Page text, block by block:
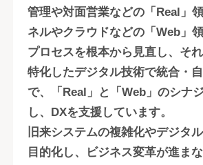
管理や対面営業などの「Real」
ネルやクラウドなどの「Web」
プロセスを根本から見直し、そ
特化したデジタル技術で統合・
で、「Real」と「Web」のシナ
し、DXを支援しています。
旧来システムの複雑化やデジタ
目的化し、ビジネス変革が進ま